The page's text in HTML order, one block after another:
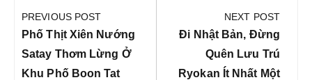
hướng
bài
viết
PREVIOUS POST
Previous
Post:
Phố Thịt Xiên Nướng
Satay Thơm Lừng Ở
Khu Phố Boon Tat
NEXT POST
Next
Post:
Đi Nhật Bản, Đừng
Quên Lưu Trú
Ryokan Ít Nhất Một